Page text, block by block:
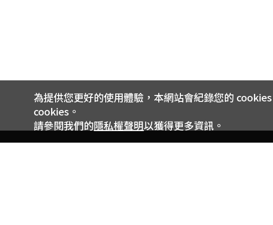
為提供您更好的使用體驗，本網站會紀錄您的
cookies。
請參閱我們的隱私權聲明以獲得更多資訊。